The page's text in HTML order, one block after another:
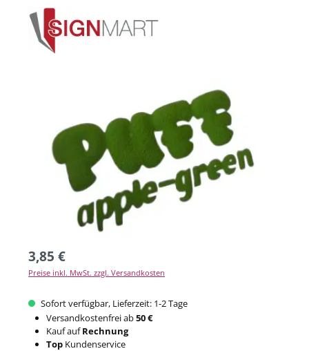
3,85 €
Preise inkl. MwSt. zzgl. Versandkosten
Sofort verfügbar, Lieferzeit: 1-2 Tage
Versandkostenfrei ab50 €
Kauf aufRechnung
TopKundenservice